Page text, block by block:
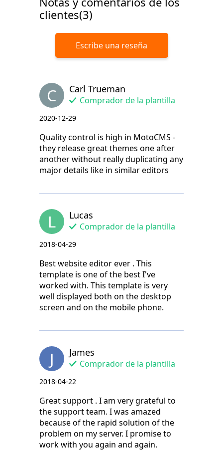
clientes(3)
Escribe una reseña
C Carl Trueman
Comprador de la plantilla
2020-12-29
Quality control is high in MotoCMS -
they release great themes one after
another without really duplicating any
major details like in similar editors
L Lucas
Comprador de la plantilla
2018-04-29
Best website editor ever . This
template is one of the best I've
worked with. This template is very
well displayed both on the desktop
screen and on the mobile phone.
J James
Comprador de la plantilla
2018-04-22
Great support . I am very grateful to
the support team. I was amazed
because of the rapid solution of the
problem on my server. I promise to
work with you again and again.